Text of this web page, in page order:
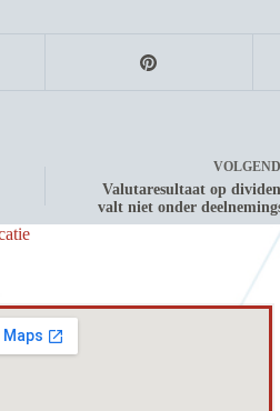
Valutaresultaat op
valt niet onder